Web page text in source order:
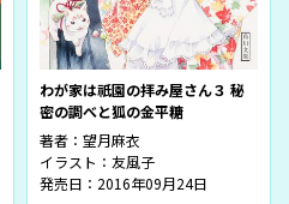
わが家は祇園の拝み屋さん３ 秘
密の調べと狐の金平糖
著者： 望月麻衣
イラスト： 友風子
発売日：2016年09月24日